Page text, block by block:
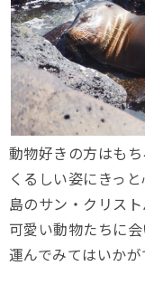
動物好きの方はも
くるしい姿にきっ
島のサン・クリスト
可愛い動物たちに
運んでみてはいかが